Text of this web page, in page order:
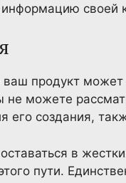
своей
продукт
можете
его создания,
в
пути.